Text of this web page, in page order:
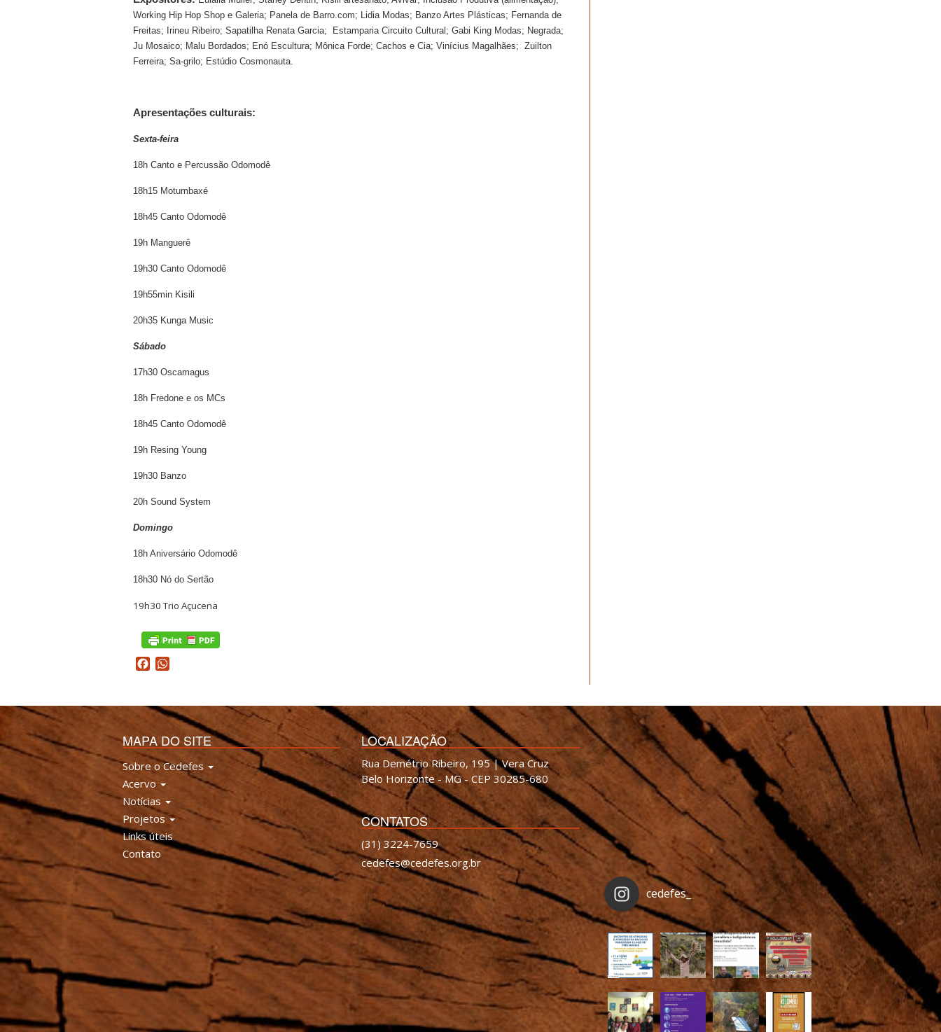
Working Hip Hop Shop e Galeria; Panela de Barro.com; Lidia Modas; Banzo Artes Plásticas; Fernanda de
Freitas; Irineu Ribeiro; Sapatilha Renata Garcia;
Estamparia Circuito Cultural; Gabi King Modas; Negrada;
Ju Mosaico; Malu Bordados; Enó Escultura; Mônica Forde; Cachos e Cia; Vinícius Magalhães; Zuilton
Ferreira; Sa-grilo; Estúdio Cosmonauta.
Apresentações culturais:
Sexta-feira
18h Canto e Percussão Odomodê
18h15 Motumbaxé
18h45 Canto Odomodê
19h Manguerê
19h30 Canto Odomodê
19h55min Kisili
20h35 Kunga Music
Sábado
17h30 Oscamagus
18h Fredone e os MCs
18h45 Canto Odomodê
19h Resing Young
19h30 Banzo
20h Sound System
Domingo
18h Aniversário Odomodê
18h30 Nó do Sertão
19h30 Trio Açucena
Facebook
MAPA DO SITE
Sobre o Cedefes
Acervo
Notícias
Projetos
Links úteis
Contato
LOCALIZAÇÃO
Rua Demétrio Ribeiro, 195 | Vera Cruz
Belo Horizonte - MG - CEP 30285-680
CONTATOS
(31) 3224-7659
cedefes@cedefes.org.br
cedefes_